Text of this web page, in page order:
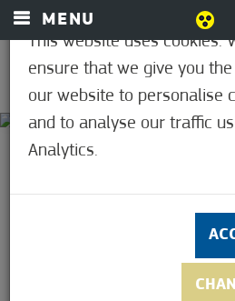
MENU
3,7
ODRASLA
TERMINA
szaunahasználattal
This website uses cookies.
ensure that we give you
our website to personalise
and to analyse our traffic
Analytics.